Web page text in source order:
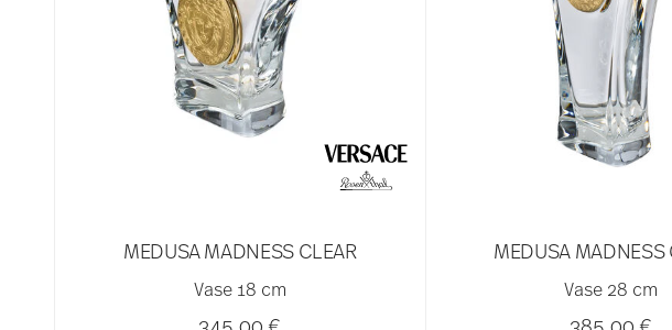
MEDUSA MADNESS CLEAR
Vase 18 cm
MEDUSA MADNESS
Vase 28 cm